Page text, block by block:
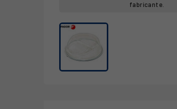
fabricante.